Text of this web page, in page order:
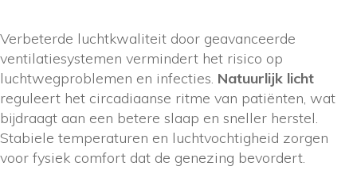
Verbeterde luchtkwaliteit door geavanceerde
ventilatiesystemen vermindert het risico op
luchtwegproblemen en infecties. Natuurlijk licht
reguleert het circadiaanse ritme van patiënten, wat
bijdraagt aan een betere slaap en sneller herstel.
Stabiele temperaturen en luchtvochtigheid zorgen
voor fysiek comfort dat de genezing bevordert.